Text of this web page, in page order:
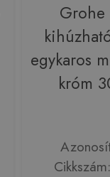
Grohe
egykaros
króm